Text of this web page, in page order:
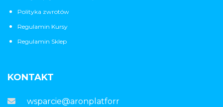
Polityka zwrotów
Regulamin Kursy
Regulamin Sklep
KONTAKT
wsparcie@aronplatforma.pl